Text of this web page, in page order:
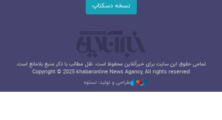
نسخه دسکتاپ
تمامی حقوق این سایت برای خبرآنلاین محفوظ است. نقل مطالب با ذکر منبع بلامانع است.
Copyright © 2025 khabaronline News Agancy, All rights reserved
طراحی و تولید: نستوه